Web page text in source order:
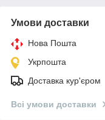
Умови доставки
Нова Пошта
Укрпошта
Доставка кур'єром
Всі умови доставки